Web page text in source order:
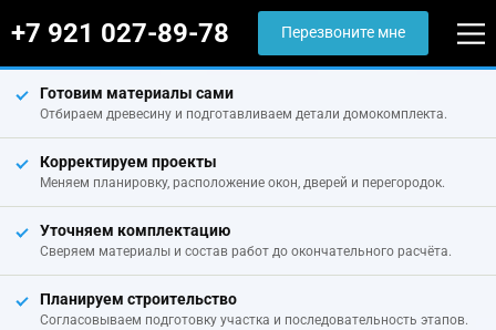
+7 921 027-89-78 Перезвоните мне
Готовим материалы сами
Отбираем древесину и подготавливаем детали домокомплекта.
Корректируем проекты
Меняем планировку, расположение окон, дверей и перегородок.
Уточняем комплектацию
Сверяем материалы и состав работ до окончательного расчёта.
Планируем строительство
Согласовываем подготовку участка и последовательность этапов.